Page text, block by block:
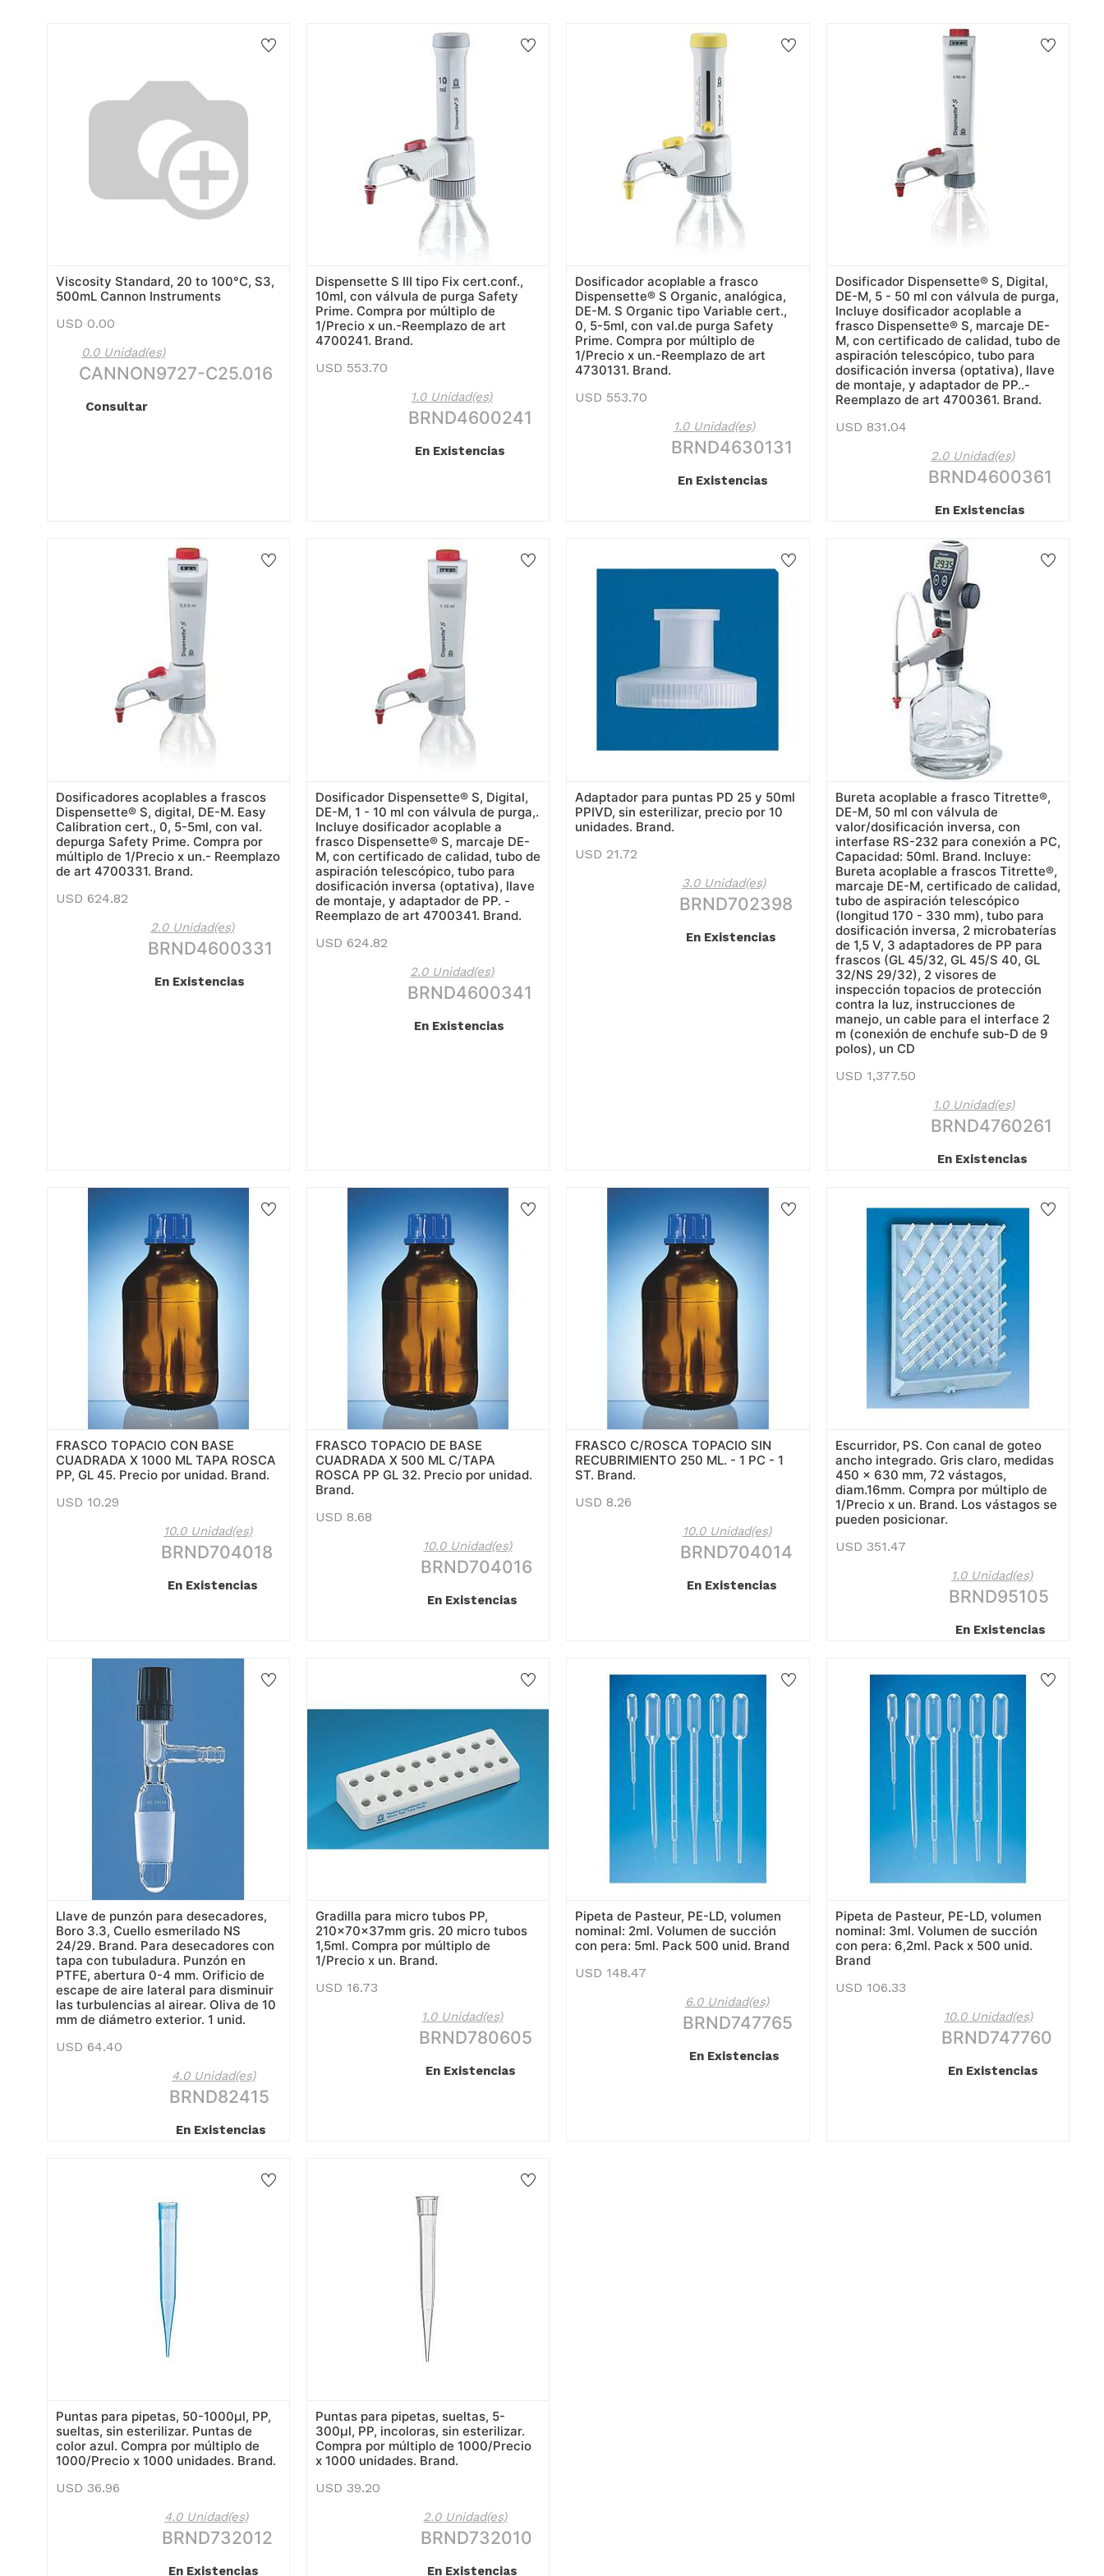
Viscosity Standard, 20 to 100°C, S3,
500mL Cannon Instruments
USD 0.00
0.0 Unidad(es)
CANNON9727-C25.016
Consultar
Dispensette S III tipo Fix cert.conf.,
10ml, con válvula de purga Safety
Prime. Compra por múltiplo de
1/Precio x un.-Reemplazo de art
4700241. Brand.
USD 553.70
1.0 Unidad(es)
BRND4600241
En Existencias
Dosificador acoplable a frasco
Dispensette® S Organic, analógica,
DE-M. S Organic tipo Variable cert.,
0, 5-5ml, con val.de purga Safety
Prime. Compra por múltiplo de
1/Precio x un.-Reemplazo de art
4730131. Brand.
USD 553.70
1.0 Unidad(es)
BRND4630131
En Existencias
Dosificador Dispensette® S, Digital,
DE-M, 5 - 50 ml con válvula de purga,
Incluye dosificador acoplable a
frasco Dispensette® S, marcaje DE-
M, con certificado de calidad, tubo de
aspiración telescópico, tubo para
dosificación inversa (optativa), llave
de montaje, y adaptador de PP..-
Reemplazo de art 4700361. Brand.
USD 831.04
2.0 Unidad(es)
BRND4600361
En Existencias
Dosificadores acoplables a frascos
Dispensette® S, digital, DE-M. Easy
Calibration cert., 0, 5-5ml, con val.
depurga Safety Prime. Compra por
múltiplo de 1/Precio x un.- Reemplazo
de art 4700331. Brand.
USD 624.82
2.0 Unidad(es)
BRND4600331
En Existencias
Dosificador Dispensette® S, Digital,
DE-M, 1 - 10 ml con válvula de purga,.
Incluye dosificador acoplable a
frasco Dispensette® S, marcaje DE-
M, con certificado de calidad, tubo de
aspiración telescópico, tubo para
dosificación inversa (optativa), llave
de montaje, y adaptador de PP. -
Reemplazo de art 4700341. Brand.
USD 624.82
2.0 Unidad(es)
BRND4600341
En Existencias
Adaptador para puntas PD 25 y 50ml
PPIVD, sin esterilizar, precio por 10
unidades. Brand.
USD21.72
3.0 Unidad(es)
BRND702398
En Existencias
Bureta acoplable a frasco Titrette®,
DE-M, 50 ml con válvula de
valor/dosificación inversa, con
interfase RS-232 para conexión a PC,
Capacidad: 50ml. Brand. Incluye:
Bureta acoplable a frascos Titrette®,
marcaje DE-M, certificado de calidad,
tubo de aspiración telescópico
(longitud 170 - 330 mm), tubo para
dosificación inversa, 2 microbaterías
de 1,5 V, 3 adaptadores de PP para
frascos (GL 45/32, GL 45/S 40, GL
32/NS 29/32), 2 visores de
inspección topacios de protección
contra la luz, instrucciones de
manejo, un cable para el interface 2
m (conexión de enchufe sub-D de 9
polos), un CD
USD 1,377.50
1.0 Unidad(es)
BRND4760261
En Existencias
FRASCO TOPACIO CON BASE
CUADRADA X 1000 ML TAPA ROSCA
PP, GL 45. Precio por unidad. Brand.
USD 10.29
10.0 Unidad(es)
BRND704018
En Existencias
FRASCO TOPACIO DE BASE
CUADRADA X 500 ML C/TAPA
ROSCA PP GL 32. Precio por unidad.
Brand.
USD 8.68
10.0 Unidad(es)
BRND704016
En Existencias
FRASCO C/ROSCA TOPACIO SIN
RECUBRIMIENTO 250 ML. - 1 PC - 1
ST. Brand.
USD 8.26
10.0 Unidad(es)
BRND704014
En Existencias
Escurridor, PS. Con canal de goteo
ancho integrado. Gris claro, medidas
450 x 630 mm, 72 vástagos,
diam.16mm. Compra por múltiplo de
1/Precio x un. Brand. Los vástagos se
pueden posicionar.
USD 351.47
1.0 Unidad(es)
BRND95105
En Existencias
Llave de punzón para desecadores,
Boro 3.3, Cuello esmerilado NS
24/29. Brand. Para desecadores con
tapa con tubuladura. Punzón en
PTFE, abertura 0-4 mm. Orificio de
escape de aire lateral para disminuir
las turbulencias al airear. Oliva de 10
mm de diámetro exterior. 1 unid.
USD 64.40
4.0 Unidad(es)
BRND82415
En Existencias
Gradilla para micro tubos PP,
210x70x37mm gris. 20 micro tubos
1,5ml. Compra por múltiplo de
1/Precio x un. Brand.
USD 16.73
1.0 Unidad(es)
BRND780605
En Existencias
Pipeta de Pasteur, PE-LD, volumen
nominal: 2ml. Volumen de succión
con pera: 5ml. Pack 500 unid. Brand
USD 148.47
6.0 Unidad(es)
BRND747765
En Existencias
Pipeta de Pasteur, PE-LD, volumen
nominal: 3ml. Volumen de succión
con pera: 6,2ml. Pack x 500 unid.
Brand
USD 106.33
10.0 Unidad(es)
BRND747760
En Existencias
Puntas para pipetas, 50-1000µl, PP,
sueltas, sin esterilizar. Puntas de
color azul. Compra por múltiplo de
1000/Precio x 1000 unidades. Brand.
USD 36.96
4.0 Unidad(es)
BRND732012
En Existencias
Puntas para pipetas, sueltas, 5-
300µl, PP, incoloras, sin esterilizar.
Compra por múltiplo de 1000/Precio
x 1000 unidades. Brand.
USD39.20
2.0 Unidad(es)
BRND732010
En Existencias